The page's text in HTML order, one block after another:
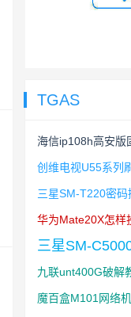
TGAS
海信ip108h高安版
创维电视U55系列
三星SM-T220密码
华为Mate20X怎样
三星SM-
九联unt400G破解
魔百盒M101网络